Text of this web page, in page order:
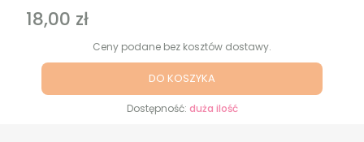
Cena
18,00 zł
Ceny podane bez kosztów dostawy.
DO KOSZYKA
Dostępność: duża ilość